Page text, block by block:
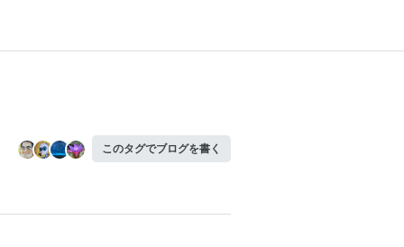
このタグでブログを書く